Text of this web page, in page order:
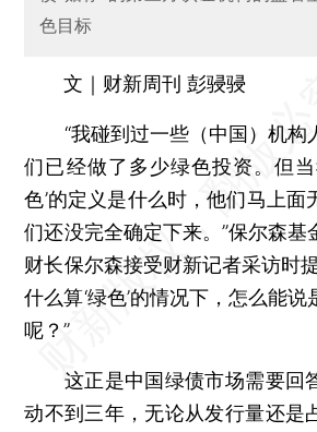
色目标
文｜财新周刊 彭骎骎
“我碰到过一些（中国）机构
们已经做了多少绿色投资。但
色’的定义是什么时，他们马上面
们还没完全确定下来。”保尔森基
财长保尔森接受财新记者采访时
什么算‘绿色’的情况下，怎么能
呢？”
这正是中国绿债市场需要回
动不到三年，无论从发行量还是